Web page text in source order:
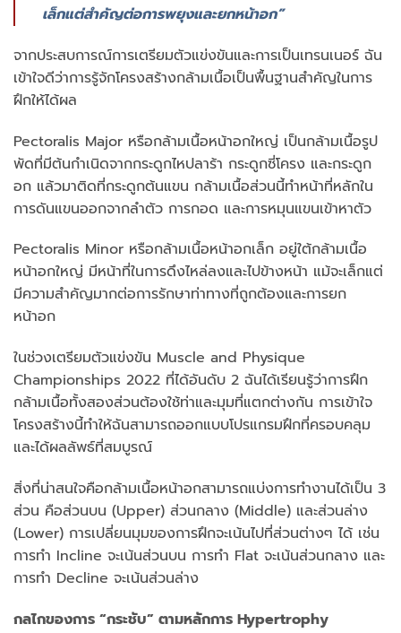
เล็กแต่สำคัญต่อการพยุงและยกหน้าอก”
จากประสบการณ์การเตรียมตัวแข่งขันและการเป็นเทรนเนอร์ ฉัน
เข้าใจดีว่าการรู้จักโครงสร้างกล้ามเนื้อเป็นพื้นฐานสำคัญในการ
ฝึกให้ได้ผล
Pectoralis Major หรือกล้ามเนื้อหน้าอกใหญ่ เป็นกล้ามเนื้อรูป
พัดที่มีต้นกำเนิดจากกระดูกไหปลาร้า กระดูกซี่โครง และกระดูก
อก แล้วมาติดที่กระดูกต้นแขน กล้ามเนื้อส่วนนี้ทำหน้าที่หลักใน
การดันแขนออกจากลำตัว การกอด และการหมุนแขนเข้าหาตัว
Pectoralis Minor หรือกล้ามเนื้อหน้าอกเล็ก อยู่ใต้กล้ามเนื้อ
หน้าอกใหญ่ มีหน้าที่ในการดึงไหล่ลงและไปข้างหน้า แม้จะเล็กแต่
มีความสำคัญมากต่อการรักษาท่าทางที่ถูกต้องและการยก
หน้าอก
ในช่วงเตรียมตัวแข่งขัน Muscle and Physique
Championships 2022 ที่ได้อันดับ 2 ฉันได้เรียนรู้ว่าการฝึก
กล้ามเนื้อทั้งสองส่วนต้องใช้ท่าและมุมที่แตกต่างกัน การเข้าใจ
โครงสร้างนี้ทำให้ฉันสามารถออกแบบโปรแกรมฝึกที่ครอบคลุม
และได้ผลลัพธ์ที่สมบูรณ์
สิ่งที่น่าสนใจคือกล้ามเนื้อหน้าอกสามารถแบ่งการทำงานได้เป็น 3
ส่วน คือส่วนบน (Upper) ส่วนกลาง (Middle) และส่วนล่าง
(Lower) การเปลี่ยนมุมของการฝึกจะเน้นไปที่ส่วนต่างๆ ได้ เช่น
การทำ Incline จะเน้นส่วนบน การทำ Flat จะเน้นส่วนกลาง และ
การทำ Decline จะเน้นส่วนล่าง
กลไกของการ “กระชับ” ตามหลักการ Hypertrophy